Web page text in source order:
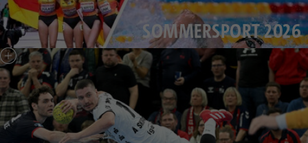
SOMMERSPORT 2026